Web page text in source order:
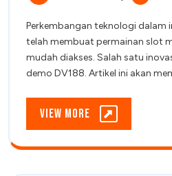
dan
2025
Perkembangan teknologi dalam industri perjudian online
telah membuat permainan slot
mudah diakses. Salah satu
demo DV188. Artikel ini akan
View More
More